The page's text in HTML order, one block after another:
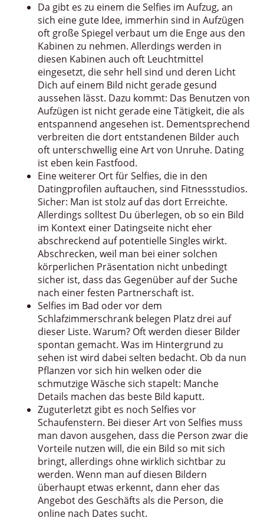
Da gibt es zu einem die Selfies im Aufzug, an
sich eine gute Idee, immerhin sind in Aufzügen
oft große Spiegel verbaut um die Enge aus den
Kabinen zu nehmen. Allerdings werden in
diesen Kabinen auch oft Leuchtmittel
eingesetzt, die sehr hell sind und deren Licht
Dich auf einem Bild nicht gerade gesund
aussehen lässt. Dazu kommt: Das Benutzen von
Aufzügen ist nicht gerade eine Tätigkeit, die als
entspannend angesehen ist. Dementsprechend
verbreiten die dort entstandenen Bilder auch
oft unterschwellig eine Art von Unruhe. Dating
ist eben kein Fastfood.
Eine weiterer Ort für Selfies, die in den
Datingprofilen auftauchen, sind Fitnessstudios.
Sicher: Man ist stolz auf das dort Erreichte.
Allerdings solltest Du überlegen, ob so ein Bild
im Kontext einer Datingseite nicht eher
abschreckend auf potentielle Singles wirkt.
Abschrecken, weil man bei einer solchen
körperlichen Präsentation nicht unbedingt
sicher ist, dass das Gegenüber auf der Suche
nach einer festen Partnerschaft ist.
Selfies im Bad oder vor dem
Schlafzimmerschrank belegen Platz drei auf
dieser Liste. Warum? Oft werden dieser Bilder
spontan gemacht. Was im Hintergrund zu
sehen ist wird dabei selten bedacht. Ob da nun
Pflanzen vor sich hin welken oder die
schmutzige Wäsche sich stapelt: Manche
Details machen das beste Bild kaputt.
Zuguterletzt gibt es noch Selfies vor
Schaufenstern. Bei dieser Art von Selfies muss
man davon ausgehen, dass die Person zwar die
Vorteile nutzen will, die ein Bild so mit sich
bringt, allerdings ohne wirklich sichtbar zu
werden. Wenn man auf diesen Bildern
überhaupt etwas erkennt, dann eher das
Angebot des Geschäfts als die Person, die
online nach Dates sucht.